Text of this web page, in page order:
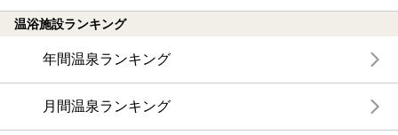
温浴施設ランキング
年間温泉ランキング
月間温泉ランキング